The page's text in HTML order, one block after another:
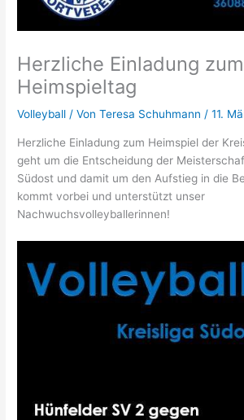
Herzliche Einladung zum
Heimspieltag
Volleyball / VonTeresa Schuhmann/11.
Herzliche Einladung zum Heimspiel der
geht um die Entscheidung der
Südost und damit um den Aufstieg in die
kommt vorbei und unterstützt unser
Nachwuchsvolleyballerinnen!